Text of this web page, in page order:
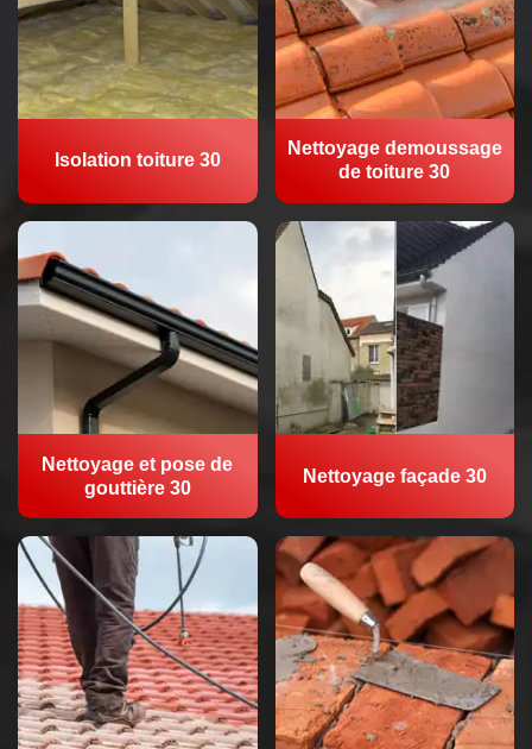
Isolation toiture 30
Nettoyage demoussage
de toiture 30
Nettoyage et pose de
gouttière 30
Nettoyage façade 30